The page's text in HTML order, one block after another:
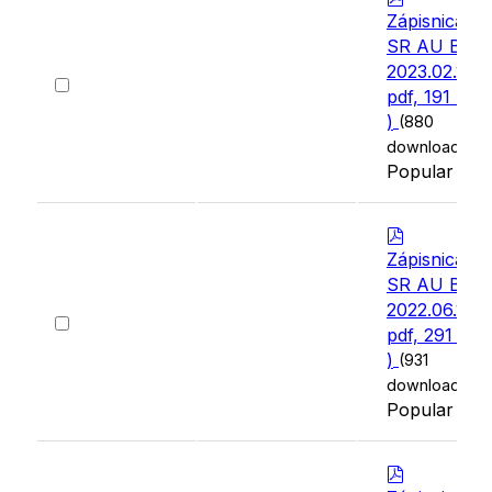
Select
d
f
Zápisnica
SR AU BB
2023.02.13
pdf, 191 KB
) (880
downloads)
Popular
Select
d
f
Zápisnica
SR AU BB
2022.06.15
pdf, 291 KB
) (931
downloads)
Popular